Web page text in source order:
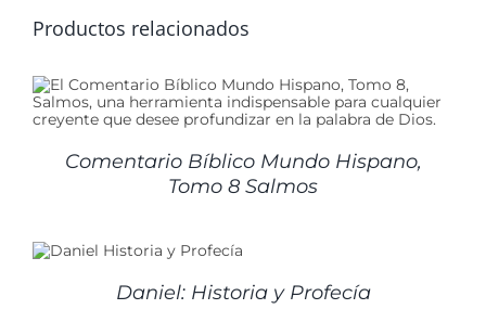
Productos relacionados
Comentario Bíblico Mundo Hispano,
Tomo 8 Salmos
Daniel: Historia y Profecía